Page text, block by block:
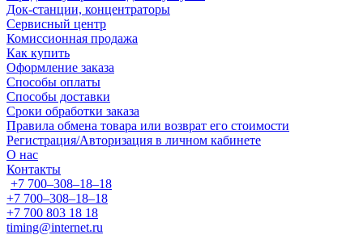
Док-станции, концентраторы
Сервисный центр
Комиссионная продажа
Как купить
Оформление заказа
Способы оплаты
Способы доставки
Сроки обработки заказа
Правила обмена товара или возврат его стоимости
Регистрация/Авторизация в личном кабинете
О нас
Контакты
+7 700‒308‒18‒18
+7 700‒308‒18‒18
+7 700 803 18 18
timing@internet.ru